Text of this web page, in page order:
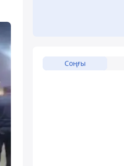
Соңғы